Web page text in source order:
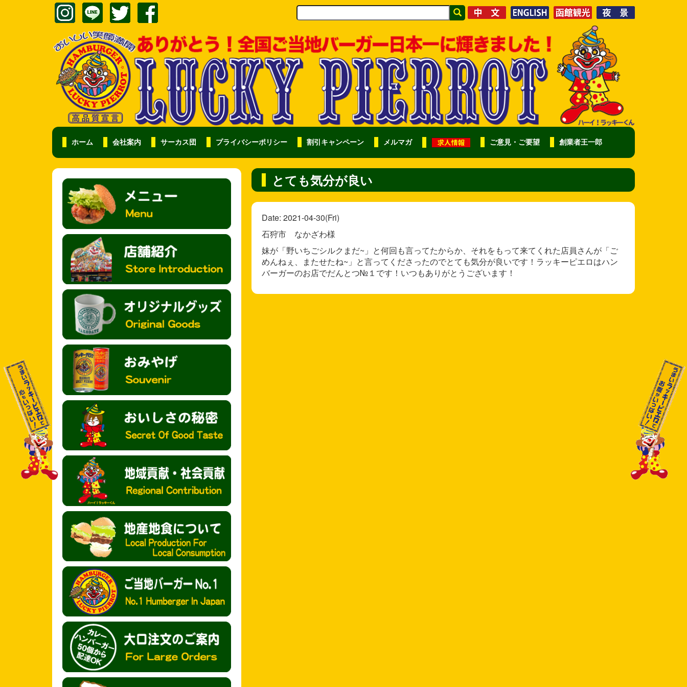
ホーム 会社案内 サーカス団 プライバシーポリシー 割引キャンペーン メルマガ ご意見・ご要望 創業者王一郎
とても気分が良い
Date: 2021-04-30(Fri)
石狩市 なかざわ様
妹が「野いちごシルクまだ~」と何回も言ってたからか、それをもって来てくれた店員さんが「ご
めんねぇ、またせたね~」と言ってくださったのでとても気分が良いです！ラッキーピエロはハン
バーガーのお店でだんとつ№１です！いつもありがとうございます！